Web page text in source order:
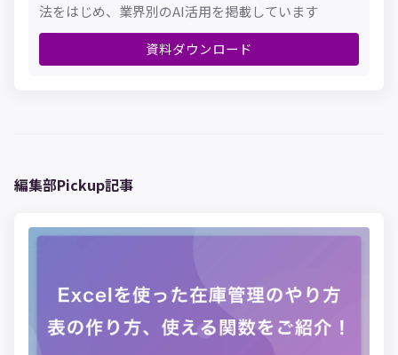
法をはじめ、業界別のAI活用を掲載しています
資料ダウンロード
編集部Pickup記事